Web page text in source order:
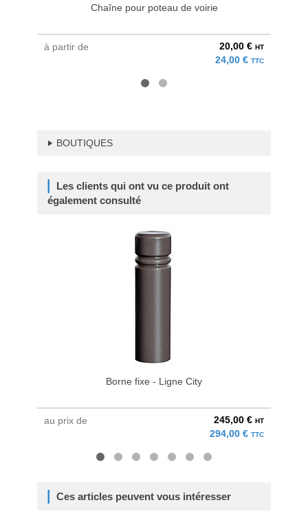
Chaîne pour poteau de voirie
à partir de 20,00 € HT
24,00 € TTC
BOUTIQUES
Les clients qui ont vu ce produit ont
également consulté
Borne fixe - Ligne City
au prix de 245,00 € HT
294,00 € TTC
Ces articles peuvent vous intéresser